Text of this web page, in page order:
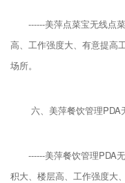
------美萍点菜宝无线点
高、工作强度大、有意提高
场所。
六、美萍餐饮管理PDA
------美萍餐饮管理PDA
积大、楼层高、工作强度大